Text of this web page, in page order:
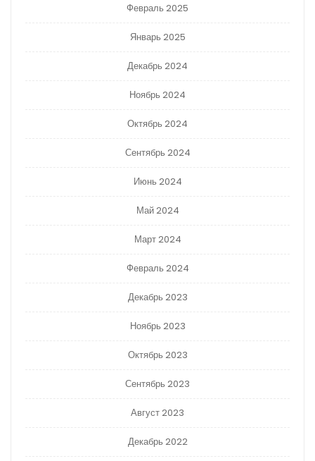
Февраль 2025
Январь 2025
Декабрь 2024
Ноябрь 2024
Октябрь 2024
Сентябрь 2024
Июнь 2024
Май 2024
Март 2024
Февраль 2024
Декабрь 2023
Ноябрь 2023
Октябрь 2023
Сентябрь 2023
Август 2023
Декабрь 2022